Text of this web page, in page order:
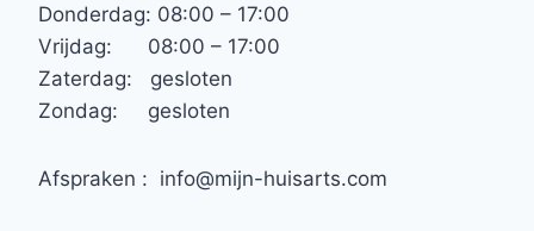
Donderdag: 08:00 – 17:00
Vrijdag: 08:00 – 17:00
Zaterdag: gesloten
Zondag: gesloten
Afspraken : info@mijn-huisarts.com